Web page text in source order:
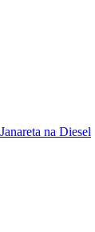
na Diesel